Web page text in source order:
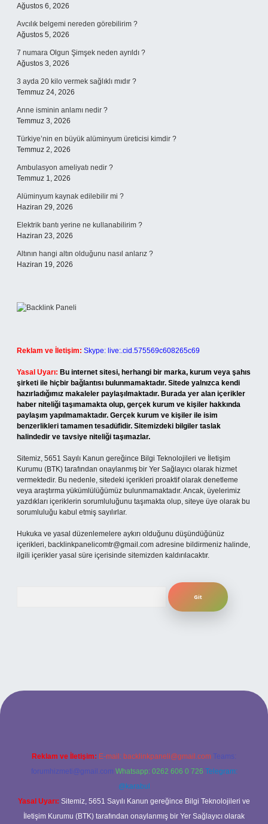
Ağustos 6, 2026
Avcılık belgemi nereden görebilirim ?
Ağustos 5, 2026
7 numara Olgun Şimşek neden ayrıldı ?
Ağustos 3, 2026
3 ayda 20 kilo vermek sağlıklı mıdır ?
Temmuz 24, 2026
Anne isminin anlamı nedir ?
Temmuz 3, 2026
Türkiye’nin en büyük alüminyum üreticisi kimdir ?
Temmuz 2, 2026
Ambulasyon ameliyatı nedir ?
Temmuz 1, 2026
Alüminyum kaynak edilebilir mi ?
Haziran 29, 2026
Elektrik bantı yerine ne kullanabilirim ?
Haziran 23, 2026
Altının hangi altın olduğunu nasıl anlarız ?
Haziran 19, 2026
Reklam ve İletişim: Skype: live:.cid.575569c608265c69
Yasal Uyarı: Bu internet sitesi, herhangi bir marka, kurum veya şahıs
şirketi ile hiçbir bağlantısı bulunmamaktadır. Sitede yalnızca kendi
hazırladığımız makaleler paylaşılmaktadır. Burada yer alan içerikler
haber niteliği taşımamakta olup, gerçek kurum ve kişiler hakkında
paylaşım yapılmamaktadır. Gerçek kurum ve kişiler ile isim
benzerlikleri tamamen tesadüfidir. Sitemizdeki bilgiler taslak
halindedir ve tavsiye niteliği taşımazlar.
Sitemiz, 5651 Sayılı Kanun gereğince Bilgi Teknolojileri ve İletişim
Kurumu (BTK) tarafından onaylanmış bir Yer Sağlayıcı olarak hizmet
vermektedir. Bu nedenle, sitedeki içerikleri proaktif olarak denetleme
veya araştırma yükümlülüğümüz bulunmamaktadır. Ancak, üyelerimiz
yazdıkları içeriklerin sorumluluğunu taşımakta olup, siteye üye olarak bu
sorumluluğu kabul etmiş sayılırlar.
Hukuka ve yasal düzenlemelere aykırı olduğunu düşündüğünüz
içerikleri, backlinkpanelicomtr@gmail.com adresine bildirmeniz halinde,
ilgili içerikler yasal süre içerisinde sitemizden kaldırılacaktır.
sitesi
Reklam ve İletişim: E-mail: backlinkpaneli@gmail.com Teams:
forumhizmeti@gmail.com Whatsapp: 0262 606 0 726 Telegram:
@karabul
Yasal Uyarı: Sitemiz, 5651 Sayılı Kanun gereğince Bilgi Teknolojileri ve
İletişim Kurumu (BTK) tarafından onaylanmış bir Yer Sağlayıcı olarak